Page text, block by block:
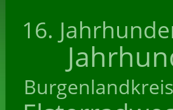
16.
Burgenlandkreis